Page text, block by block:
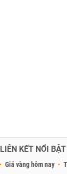
LIÊN KẾT NỔI BẬT
Giá vàng hôm nay